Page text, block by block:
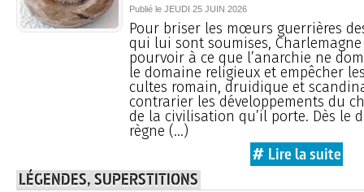
Publié le JEUDI 25 JUIN 2026
Pour briser les mœurs guerrières
qui lui sont soumises,
pourvoir à ce que l’anarchie ne
le domaine religieux et empêcher
cultes romain, druidique et
contrarier les développements du
de la civilisation qu’il porte. Dès le
règne (…)
# Lire la suite
LÉGENDES, SUPERSTITIONS